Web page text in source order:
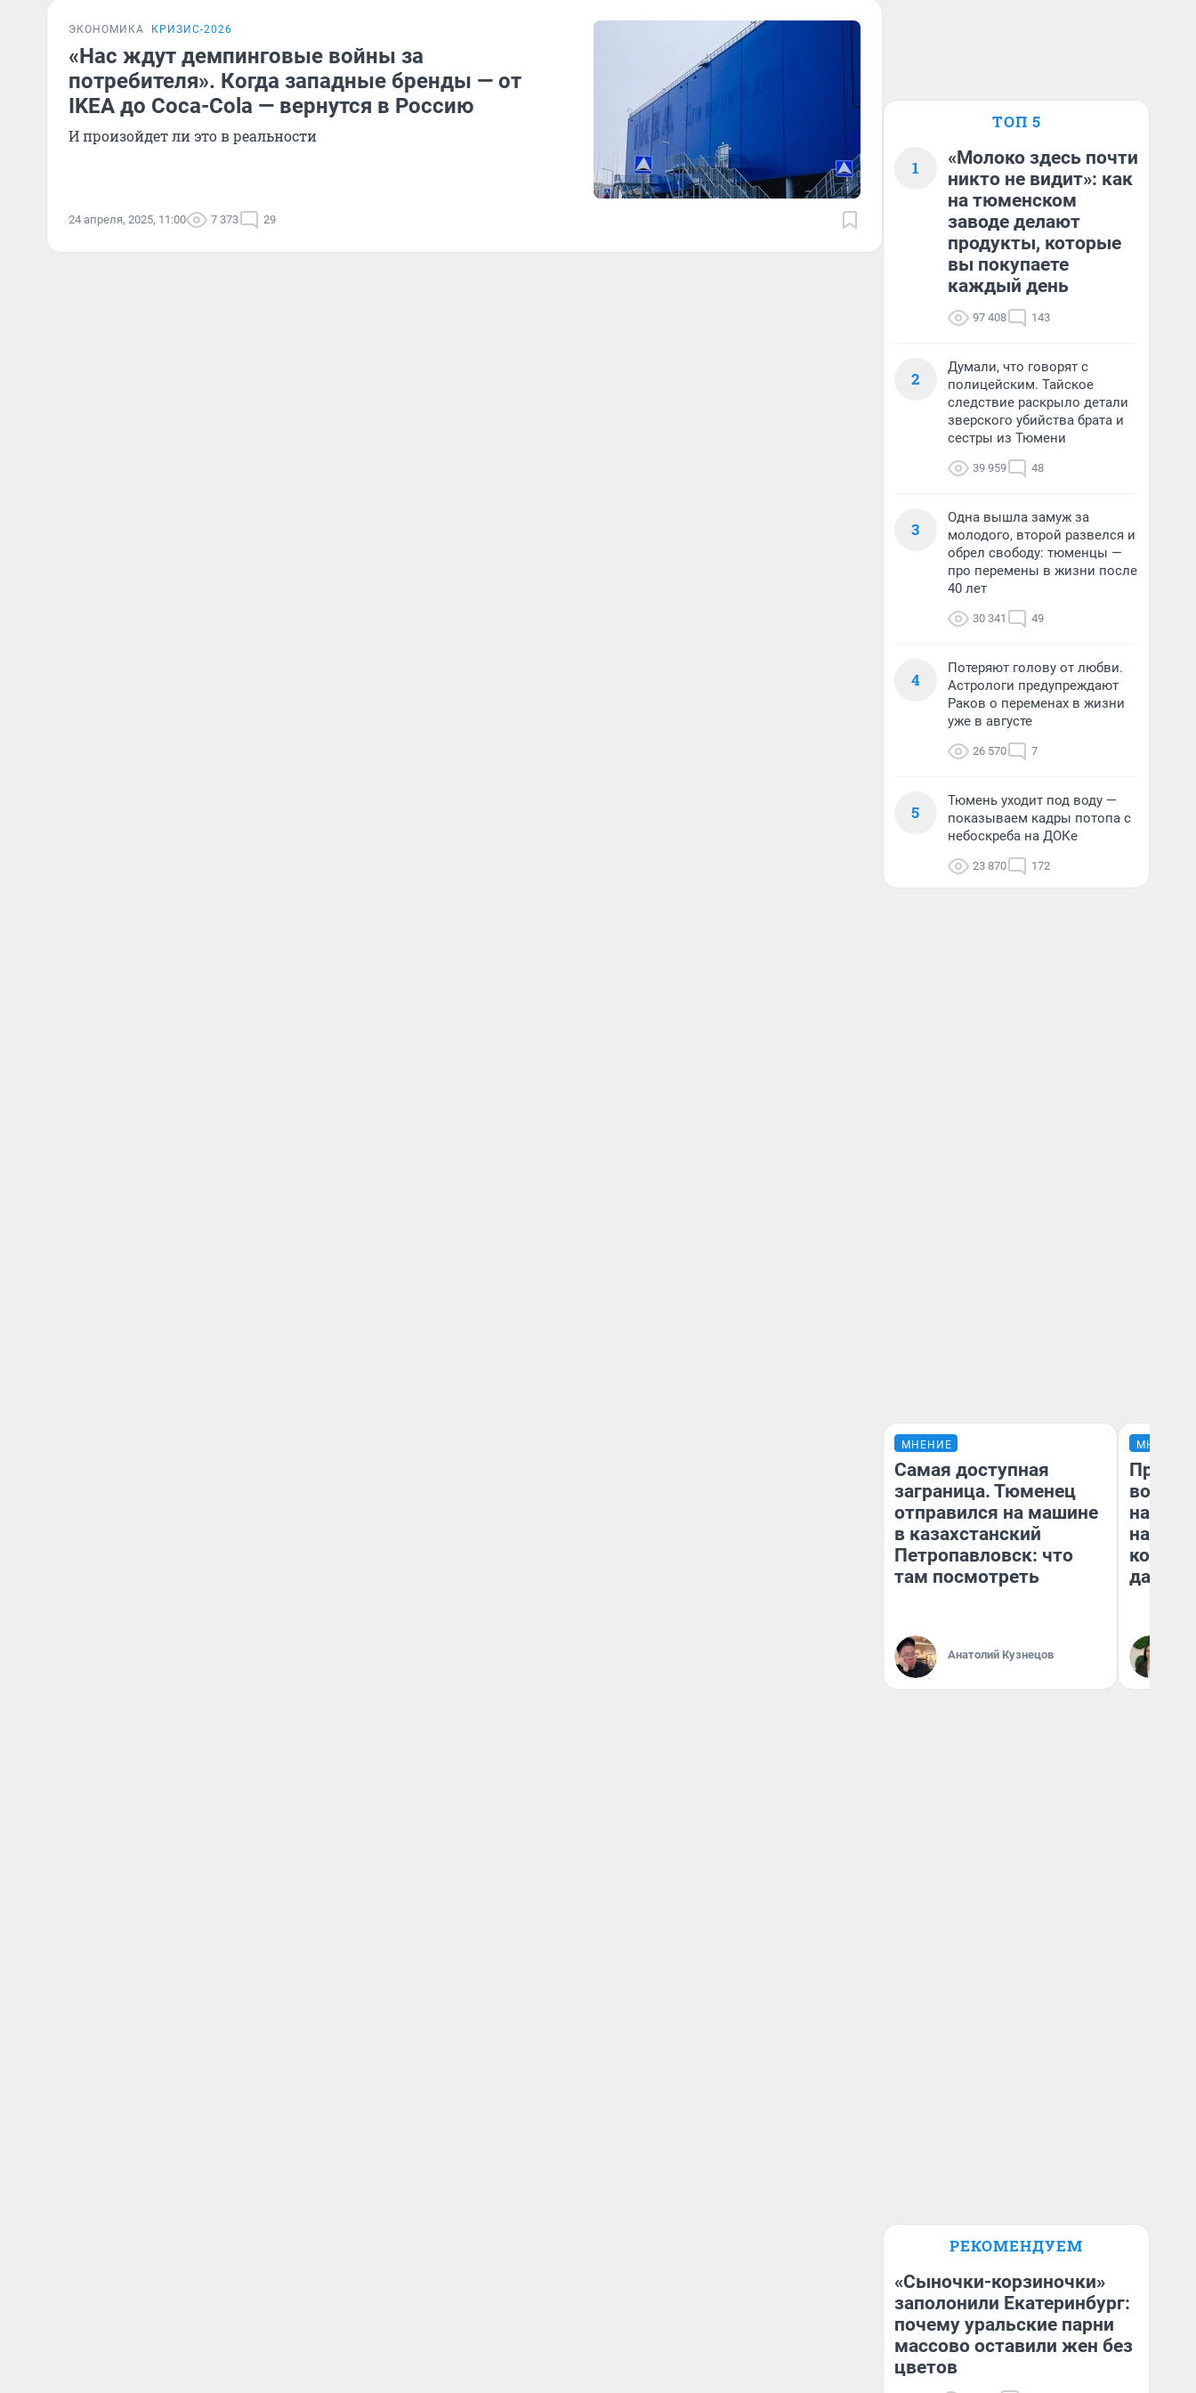
ЭКОНОМИКА КРИЗИС-2026
«Нас ждут демпинговые войны за
потребителя». Когда западные бренды — от
IKEA до Coca-Cola — вернутся в Россию
И произойдет ли это в реальности
24 апреля, 2025, 11:00 7 373 29
ТОП 5
1
«Молоко здесь почти
никто не видит»: как
на тюменском
заводе делают
продукты, которые
вы покупаете
каждый день
97 408 143
2
Думали, что говорят с
полицейским. Тайское
следствие раскрыло детали
зверского убийства брата и
сестры из Тюмени
39 959 48
3
Одна вышла замуж за
молодого, второй развелся и
обрел свободу: тюменцы —
про перемены в жизни после
40 лет
30 341 49
4
Потеряют голову от любви.
Астрологи предупреждают
Раков о переменах в жизни
уже в августе
26 570 7
5
Тюмень уходит под воду —
показываем кадры потопа с
небоскреба на ДОКе
23 870 172
МНЕНИЕ
Самая доступная
заграница. Тюменец
отправился на машине
в казахстанский
Петропавловск: что
там посмотреть
Анатолий Кузнецов
МНЕНИЕ
нам
даже
РЕКОМЕНДУЕМ
«Сыночки-корзиночки»
заполонили Екатеринбург:
почему уральские парни
массово оставили жен без
цветов